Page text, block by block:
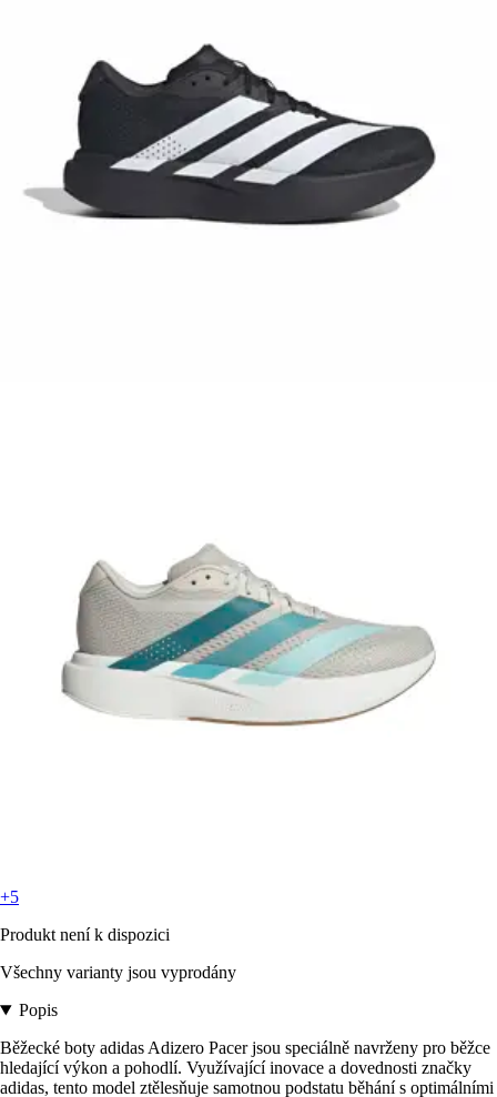
+5
Produkt není k dispozici
Všechny varianty jsou vyprodány
Popis
Běžecké boty adidas Adizero Pacer jsou speciálně navrženy pro běžce
hledající výkon a pohodlí. Využívající inovace a dovednosti značky
adidas, tento model ztělesňuje samotnou podstatu běhání s optimálními